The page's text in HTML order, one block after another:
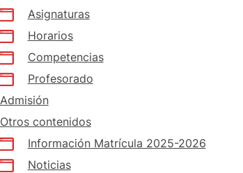
Asignaturas
Horarios
Competencias
Profesorado
Admisión
Otros contenidos
Información Matrícula 2025-2026
Noticias